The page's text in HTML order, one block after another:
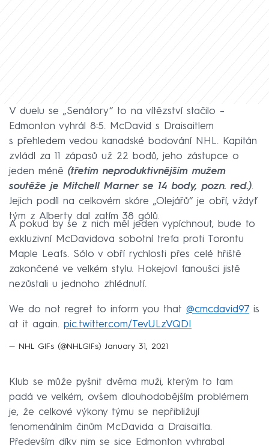
V duelu se „Senátory“ to na vítězství stačilo –
Edmonton vyhrál 8:5. McDavid s Draisaitlem
s přehledem vedou kanadské bodování NHL. Kapitán
zvládl za 11 zápasů už 22 bodů, jeho zástupce o
jeden méně (třetím neproduktivnějším mužem
soutěže je Mitchell Marner se 14 body, pozn. red.).
Jejich podíl na celkovém skóre „Olejářů“ je obří, vždyť
tým z Alberty dal zatím 38 gólů.
A pokud by se z nich měl jeden vypíchnout, bude to
exkluzivní McDavidova sobotní trefa proti Torontu
Maple Leafs. Sólo v obří rychlosti přes celé hřiště
zakončené ve velkém stylu. Hokejoví fanoušci jistě
nezůstali u jednoho zhlédnutí.
We do not regret to inform you that @cmcdavid97 is
at it again. pic.twitter.com/TevULzVQDI
— NHL GIFs (@NHLGIFs) January 31, 2021
Klub se může pyšnit dvěma muži, kterým to tam
padá ve velkém, ovšem dlouhodobějším problémem
je, že celkové výkony týmu se nepřibližují
fenomenálním činům McDavida a Draisaitla.
Především díky nim se sice Edmonton vyhrabal